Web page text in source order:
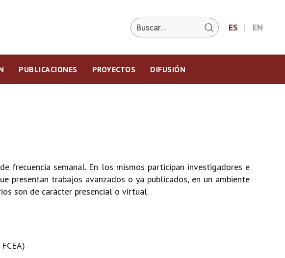
ES EN
PUBLICACIONES PROYECTOS DIFUSIÓN
frecuencia semanal. En los mismos participan investigadores e
presentan trabajos avanzados o ya publicados, en un ambiente
son de carácter presencial o virtual.